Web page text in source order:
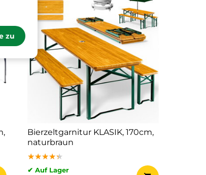
Bierzeltgarnitur KLASIK, 170cm,
naturbraun
★★★★★
★★★★★
★★★★★
✔ Auf Lager
zu